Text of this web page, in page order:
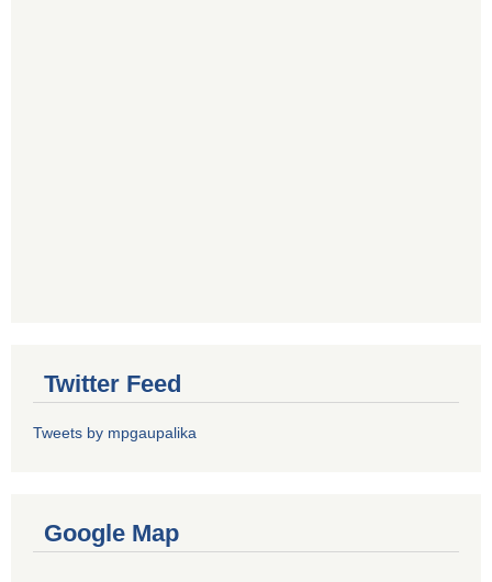
Twitter Feed
Tweets by mpgaupalika
Google Map